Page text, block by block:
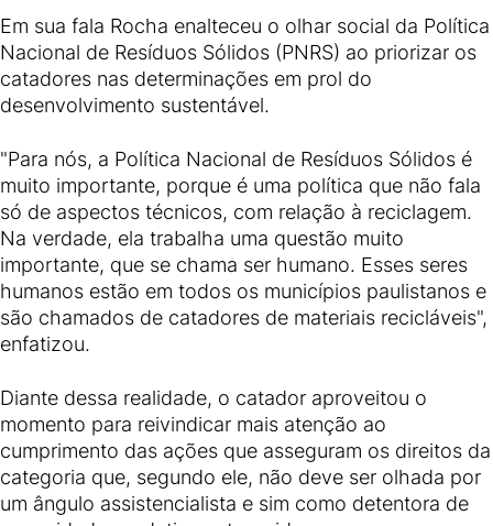
Em sua fala Rocha enalteceu o olhar social da Política
Nacional de Resíduos Sólidos (PNRS) ao priorizar os
catadores nas determinações em prol do
desenvolvimento sustentável.
"Para nós, a Política Nacional de Resíduos Sólidos é
muito importante, porque é uma política que não fala
só de aspectos técnicos, com relação à reciclagem.
Na verdade, ela trabalha uma questão muito
importante, que se chama ser humano. Esses seres
humanos estão em todos os municípios paulistanos e
são chamados de catadores de materiais recicláveis",
enfatizou.
Diante dessa realidade, o catador aproveitou o
momento para reivindicar mais atenção ao
cumprimento das ações que asseguram os direitos da
categoria que, segundo ele, não deve ser olhada por
um ângulo assistencialista e sim como detentora de